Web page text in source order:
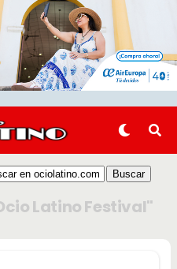
Latino Festival"